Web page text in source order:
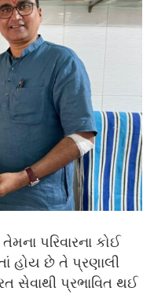
પરિવારના કોઈ
હોય છે તે પ્રણાલી
સેવાથી પ્રભાવિત થઈ